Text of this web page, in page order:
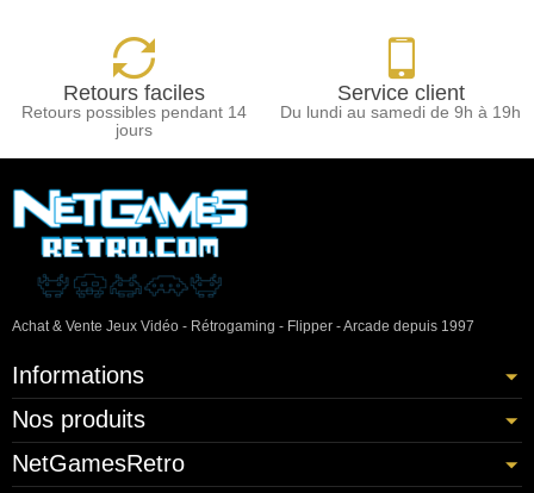
Retours faciles
Retours possibles pendant 14
jours
Service client
Du lundi au samedi de 9h à 19h
Achat & Vente Jeux Vidéo - Rétrogaming - Flipper - Arcade depuis 1997
Informations
Nos produits
NetGamesRetro